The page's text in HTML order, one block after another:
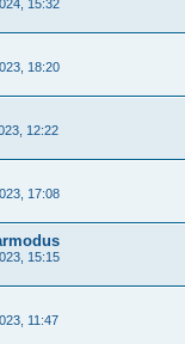
15:32
18:20
12:22
17:08
15:15
11:47